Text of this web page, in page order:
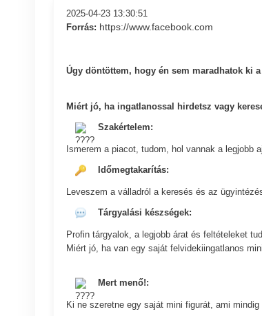
2025-04-23 13:30:51
Forrás: https://www.facebook.com
Úgy döntöttem, hogy én sem maradhatok ki
Miért jó, ha ingatlanossal hirdetsz vagy
Szakértelem:
Ismerem a piacot, tudom, hol vannak a legjobb
Időmegtakarítás:
Leveszem a válladról a keresés és az
Tárgyalási készségek:
Profin tárgyalok, a legjobb árat és feltételeket
Miért jó, ha van egy saját felvidekiingatlanos
Mert menő!:
Ki ne szeretne egy saját mini figurát, ami